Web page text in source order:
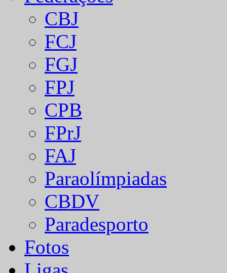
CBJ
FCJ
FGJ
FPJ
CPB
FPrJ
FAJ
Paraolímpiadas
CBDV
Paradesporto
Fotos